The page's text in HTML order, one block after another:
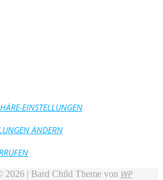
EINSTELLUNGEN
ÄNDERN
2026 | Bard Child Theme von WP